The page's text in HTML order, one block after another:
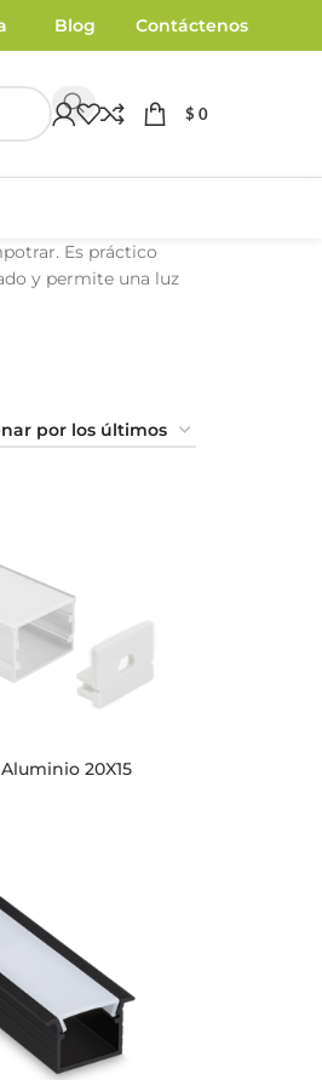
Blog Contáctenos
$ 0
Es práctico
y permite una luz
20X15